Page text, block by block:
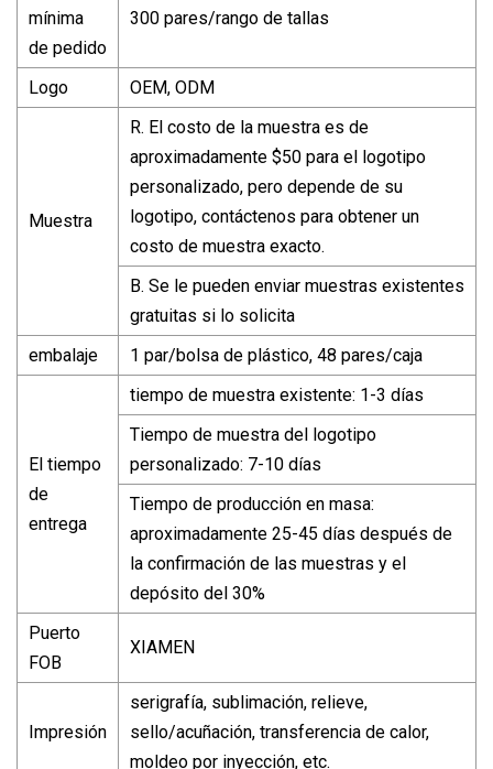
mínima
de pedido
300 pares/rango de tallas
Logo OEM, ODM
Muestra
R. El costo de la muestra es de
aproximadamente $50 para el logotipo
personalizado, pero depende de su
logotipo, contáctenos para obtener un
costo de muestra exacto.
B. Se le pueden enviar muestras existentes
gratuitas si lo solicita
embalaje
1 par/bolsa de plástico, 48 pares/caja
El tiempo
de
entrega
tiempo de muestra existente: 1-3 días
Tiempo de muestra del logotipo
personalizado: 7-10 días
Tiempo de producción en masa:
aproximadamente 25-45 días después de
la confirmación de las muestras y el
depósito del 30%
Puerto
FOB
XIAMEN
Impresión
serigrafía, sublimación, relieve,
sello/acuñación, transferencia de calor,
moldeo por inyección, etc.